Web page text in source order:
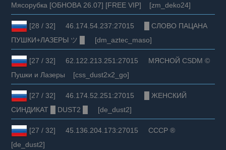
Мясорубка [ОБНОВА 26.07] [FREE VIP] [zm_deko24]
[28 / 32] 46.174.54.237:27015 █ СЛОВО ПАЦАНА
ПУШКИ+ЛАЗЕРЫ ツ █ [dm_aztec_maso]
[27 / 32] 62.122.213.251:27015 МЯСНОЙ CSDM ©
Пушки и Лазеры [css_dust2x2_go]
[27 / 32] 46.174.52.251:27015 █ ЖЕНСКИЙ
СИНДИКАТ █ DUST2 █ [de_dust2]
[27 / 32] 45.136.204.173:27015 СССР ®
[de_dust2]